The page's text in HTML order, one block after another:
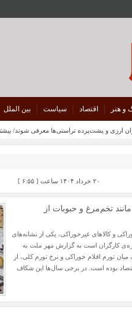
و هنر اقتصاد سیاست بین الملل
ارزی و پشت‌پرده تراستی‌ها معرفی شوند/ بیشترین
۲۰ خرداد ۱۴۰۴ ساعت [ ۶:۵۵ ]
تخم‌مرغ و حبوبات از
و کالاهای غیرخوراکی، یکی از نشانه‌های
کارگران است به گزارش مهر ملت به
تورم اقلام خوراکی و نرخ تورم کلی، از
بوده است. در برخی سال‌ها این شکاف